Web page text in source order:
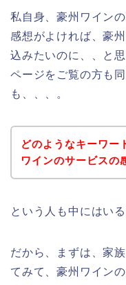
私自身、豪州ワイン
感想がよければ、豪
込みたいのに、、と
ページをご覧の方も
も、、、。
どのようなキーワー
ワインのサービスの
という人も中にはい
だから、まずは、家
てみて、豪州ワイン